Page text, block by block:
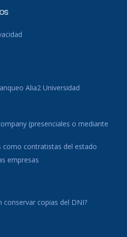
Alia2 Universidad
(presenciales o mediante
como contratistas del estado
empresas
conservar copias del DNI?